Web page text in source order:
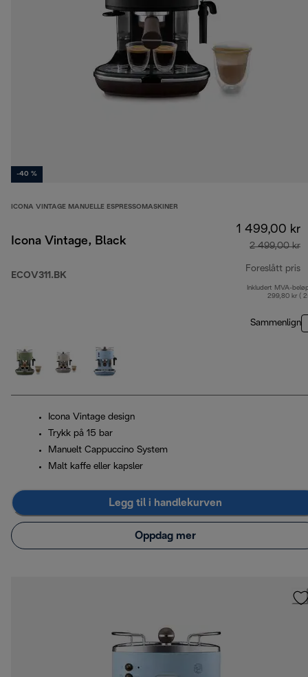
-40 %
ICONA VINTAGE MANUELLE ESPRESSOMASKINER
Icona Vintage, Black
ECOV311.BK
1 499,00 kr
2 499,00 kr
Foreslått pris
Inkludert MVA-
299,80 kr (
Sammenlign
Icona Vintage design
Trykk på 15 bar
Manuelt Cappuccino System
Malt kaffe eller kapsler
Legg til i handlekurven
Oppdag mer